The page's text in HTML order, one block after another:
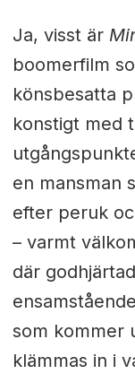
Ja, visst är
boomerfilm
könsbesatta
konstigt med
en mansman
efter peruk
– varmt
där
som kommer
klämmas in i